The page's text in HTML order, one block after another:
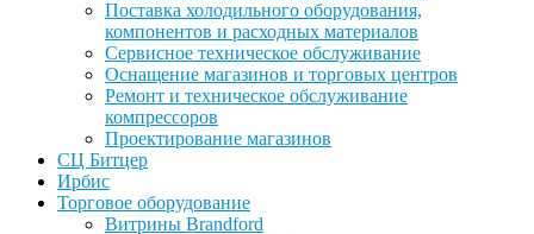
Поставка холодильного оборудования,
компонентов и расходных материалов
Сервисное техническое обслуживание
Оснащение магазинов и торговых центров
Ремонт и техническое обслуживание
компрессоров
Проектирование магазинов
СЦ Битцер
Ирбис
Торговое оборудование
Витрины Brandford